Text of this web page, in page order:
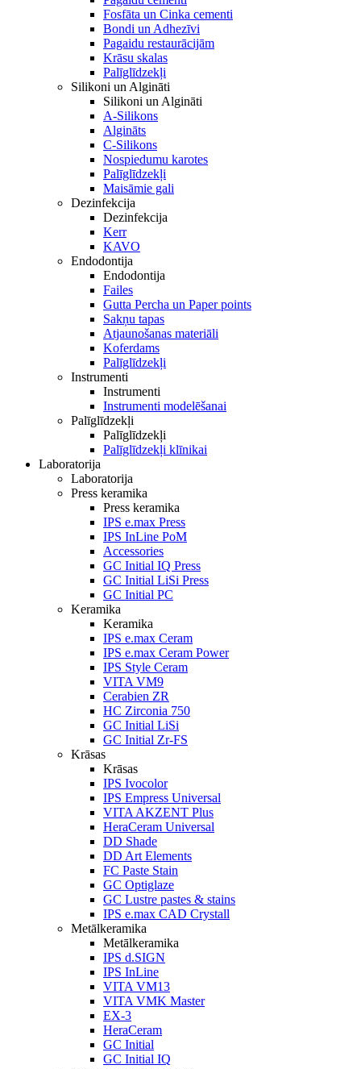
Fosfāta un Cinka cementi
Bondi un Adhezīvi
Pagaidu restaurācijām
Krāsu skalas
Palīglīdzekļi
Silikoni un Algināti
Silikoni un Algināti
A-Silikons
Algināts
C-Silikons
Nospiedumu karotes
Palīglīdzekļi
Maisāmie gali
Dezinfekcija
Dezinfekcija
Kerr
KAVO
Endodontija
Endodontija
Failes
Gutta Percha un Paper points
Sakņu tapas
Atjaunošanas materiāli
Koferdams
Palīglīdzekļi
Instrumenti
Instrumenti
Instrumenti modelēšanai
Palīglīdzekļi
Palīglīdzekļi
Palīglīdzekļi klīnikai
Laboratorija
Laboratorija
Press keramika
Press keramika
IPS e.max Press
IPS InLine PoM
Accessories
GC Initial IQ Press
GC Initial LiSi Press
GC Initial PC
Keramika
Keramika
IPS e.max Ceram
IPS e.max Ceram Power
IPS Style Ceram
VITA VM9
Cerabien ZR
HC Zirconia 750
GC Initial LiSi
GC Initial Zr-FS
Krāsas
Krāsas
IPS Ivocolor
IPS Empress Universal
VITA AKZENT Plus
HeraCeram Universal
DD Shade
DD Art Elements
FC Paste Stain
GC Optiglaze
GC Lustre pastes & stains
IPS e.max CAD Crystall
Metālkeramika
Metālkeramika
IPS d.SIGN
IPS InLine
VITA VM13
VITA VMK Master
EX-3
HeraCeram
GC Initial
GC Initial IQ